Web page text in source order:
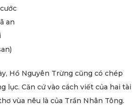
an
Hồ Nguyên Trừng cũng có chép
lục. Căn cứ vào cách viết của hai tài
vùa nêu là của Trần Nhân Tông.